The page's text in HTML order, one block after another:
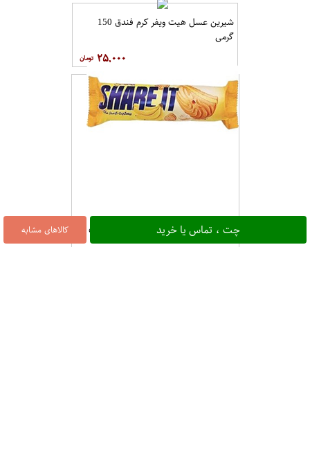
کالاهای مشابه چت ، تماس یا خرید
شیرین عسل هیت ویفر کرم فندق 150
گرمی
۲۵,۰۰۰
سلامت بیسکویت کرمدار موزی 120 گرمی